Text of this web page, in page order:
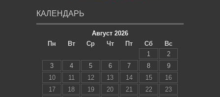
КАЛЕНДАРЬ
Август 2026
Пн
Вт Ср Чт Пт Сб
Вс
1
2
3
4 5 6 7 8
9
10
11 12 13 14 15
16
17
18 19 20 21 22
23